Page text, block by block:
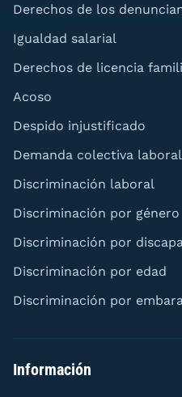
Derechos de los
Igualdad salarial
Derechos de licencia
Acoso
Despido injustificado
Demanda colectiva laboral
Discriminación laboral
Discriminación por género
Discriminación por
Discriminación por edad
Discriminación por
Información